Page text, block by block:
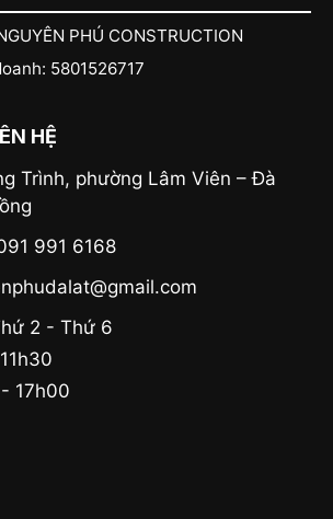
PHÚ CONSTRUCTION
5801526717
HỆ
Trình, phường Lâm Viên – Đà
991 6168
2 - Thứ 6
17h00